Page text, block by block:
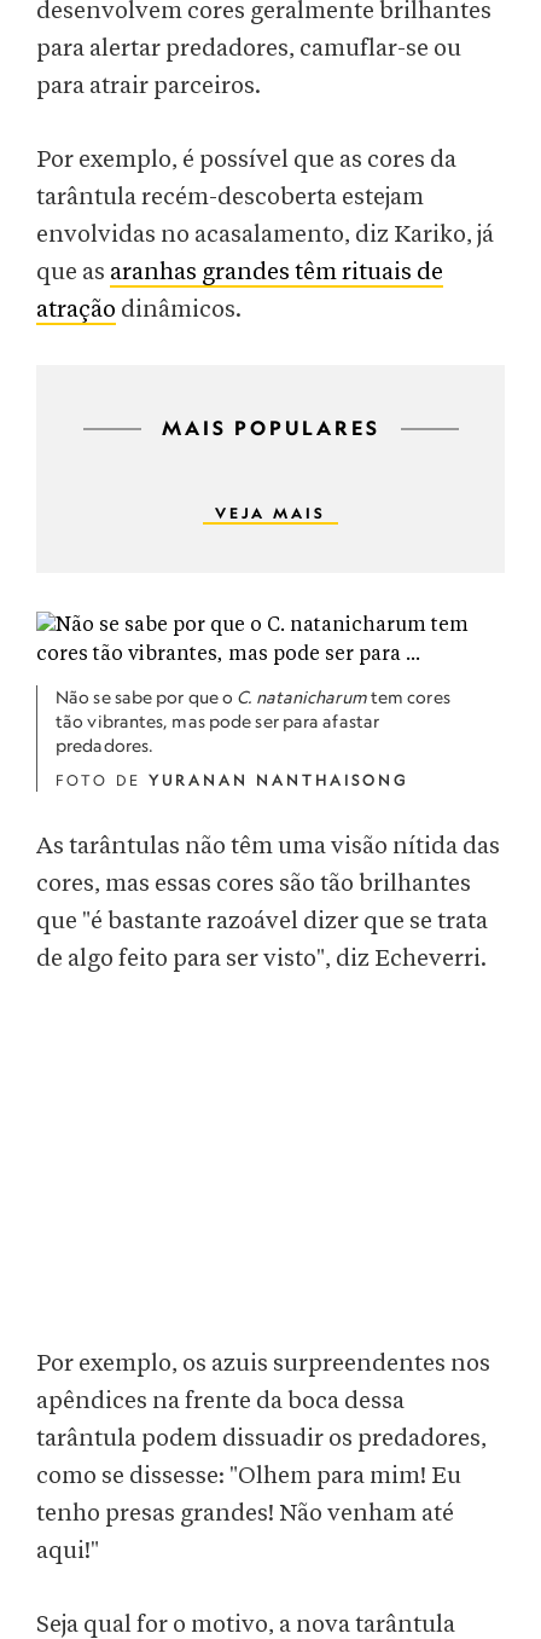
desenvolvem cores geralmente brilhantes
para alertar predadores, camuflar-se ou
para atrair parceiros.
Por exemplo, é possível que as cores da
tarântula recém-descoberta estejam
envolvidas no acasalamento, diz Kariko, já
que as aranhas grandes têm rituais de
atração dinâmicos.
MAIS POPULARES
VEJA MAIS
Não se sabe por que o C. natanicharumtem cores
tão vibrantes, mas pode ser para afastar
predadores.
FOTO DE YURANAN NANTHAISONG
As tarântulas não têm uma visão nítida das
cores, mas essas cores são tão brilhantes
que "é bastante razoável dizer que se trata
de algo feito para ser visto", diz Echeverri.
Por exemplo, os azuis surpreendentes nos
apêndices na frente da boca dessa
tarântula podem dissuadir os predadores,
como se dissesse: "Olhem para mim! Eu
tenho presas grandes! Não venham até
aqui!"
Seja qual for o motivo, a nova tarântula